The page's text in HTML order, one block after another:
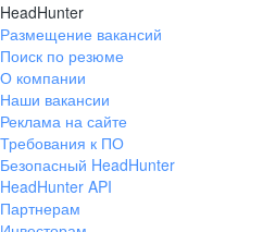
HeadHunter
Размещение вакансий
Поиск по резюме
О компании
Наши вакансии
Реклама на сайте
Требования к ПО
Безопасный HeadHunter
HeadHunter API
Партнерам